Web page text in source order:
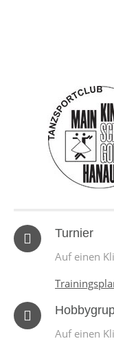
Turnier
Auf einen
Auf einen